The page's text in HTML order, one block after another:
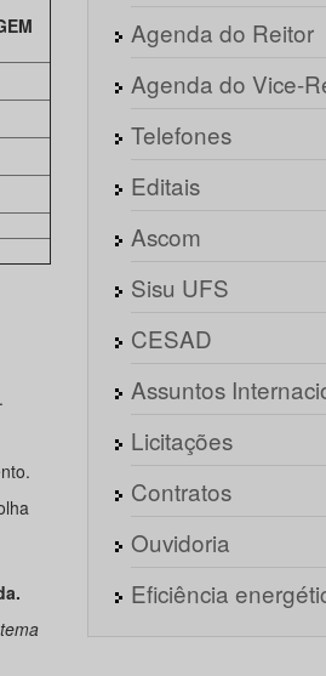
Agenda do Reitor
Agenda do Vice-
Telefones
Editais
Ascom
Sisu UFS
CESAD
Assuntos
Licitações
Contratos
Ouvidoria
Eficiência